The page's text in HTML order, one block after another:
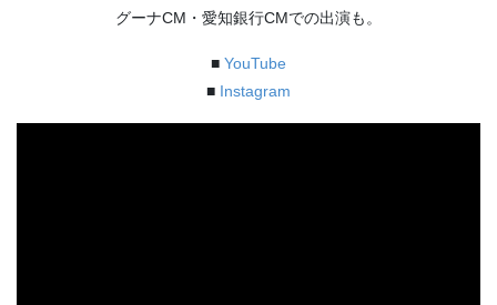
グーナCM・愛知銀行CMでの出演も。
■ YouTube
■ Instagram